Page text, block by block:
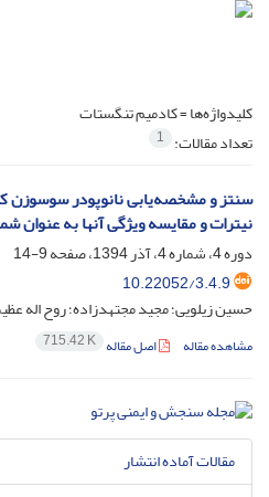
کلیدواژه‌ها =کادمیم تنگستات
تعداد مقالات: 1
سنتز و مشخصه‌یابی نانوپودر سوسوزن
نیترات و مقایسه ویژگی آنها به عنوان
دوره 4، شماره 4، آذر 1394، صفحه
9-14
10.22052/3.4.9
حسین زیلویی؛ مجید مجتهدزاده؛ روح اله
مشاهده مقاله اصل مقاله 715.42 K
مقالات آماده انتشار